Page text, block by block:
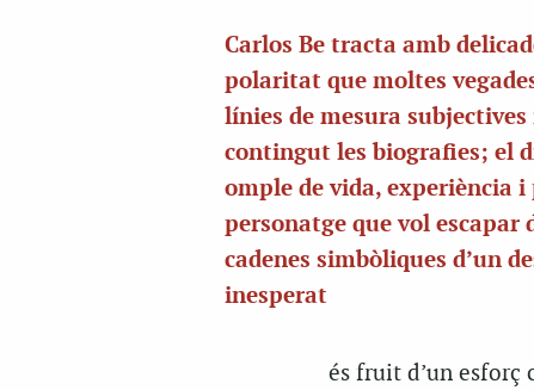
Carlos Be tracta amb
polaritat que moltes
línies de mesura subjectives
contingut les biografies; el
omple de vida, experiència
personatge que vol escapar
cadenes simbòliques d’un
inesperat
és fruit d’un esforç